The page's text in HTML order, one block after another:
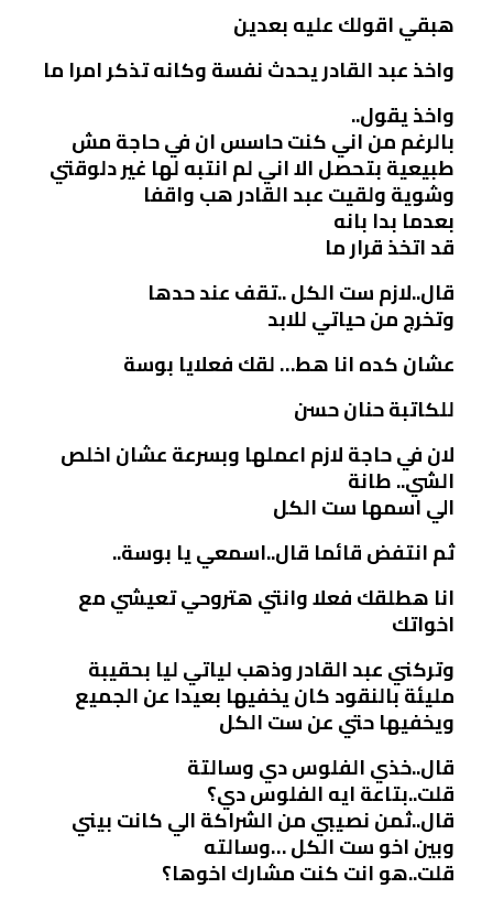
هبقي اقولك عليه بعدين
واخذ عبد القادر يحدث نفسة وكانه تذكر امرا ما
واخذ يقول..
بالرغم من اني كنت حاسس ان في حاجة مش
طبيعية بتحصل الا اني لم انتبه لها غير دلوقتي
وشوية ولقيت عبد القادر هب واقفا
بعدما بدا بانه
قد اتخذ قرار ما
قال..لازم ست الكل ..تقف عند حدها
وتخرج من حياتي للابد
عشان كده انا هط… لقك فعلايا بوسة
للكاتبة حنان حسن
لان في حاجة لازم اعملها وبسرعة عشان اخلص
الشي.. طانة
الي اسمها ست الكل
ثم انتفض قائما قال..اسمعي يا بوسة..
انا هطلقك فعلا وانتي هتروحي تعيشي مع
اخواتك
وتركني عبد القادر وذهب لياتي ليا بحقيبة
مليئة بالنقود كان يخفيها بعيدا عن الجميع
ويخفيها حتي عن ست الكل
قال..خذي الفلوس دي وسالتة
قلت..بتاعة ايه الفلوس دي؟
قال..ثمن نصيبي من الشراكة الي كانت بيني
وبين اخو ست الكل …وسالته
قلت..هو انت كنت مشارك اخوها؟